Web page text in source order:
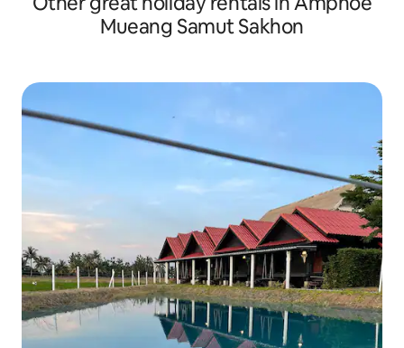
Mueang Samut Sakhon